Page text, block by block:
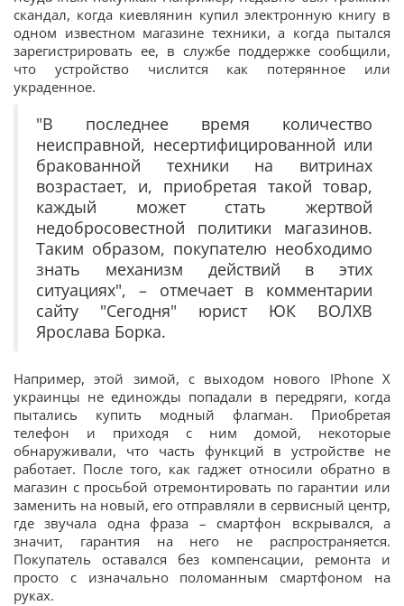
скандал, когда киевлянин купил электронную книгу в
одном известном магазине техники, а когда пытался
зарегистрировать ее, в службе поддержке сообщили,
что устройство числится как потерянное или
украденное.
"В последнее время количество
неисправной, несертифицированной или
бракованной техники на витринах
возрастает, и, приобретая такой товар,
каждый может стать жертвой
недобросовестной политики магазинов.
Таким образом, покупателю необходимо
знать механизм действий в этих
ситуациях", – отмечает в комментарии
сайту "Сегодня" юрист ЮК ВОЛХВ
Ярослава Борка.
Например, этой зимой, с выходом нового IPhone X
украинцы не единожды попадали в передряги, когда
пытались купить модный флагман. Приобретая
телефон и приходя с ним домой, некоторые
обнаруживали, что часть функций в устройстве не
работает. После того, как гаджет относили обратно в
магазин с просьбой отремонтировать по гарантии или
заменить на новый, его отправляли в сервисный центр,
где звучала одна фраза – смартфон вскрывался, а
значит, гарантия на него не распространяется.
Покупатель оставался без компенсации, ремонта и
просто с изначально поломанным смартфоном на
руках.